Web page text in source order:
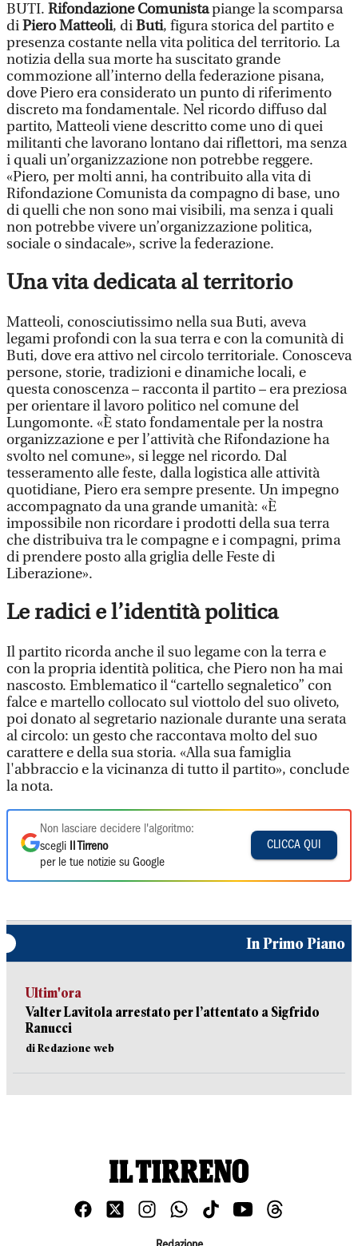
BUTI. Rifondazione Comunistapiange la scomparsa
diPiero Matteoli, diButi, figura storica del partito e
presenza costante nella vita politica del territorio. La
notizia della sua morte ha suscitato grande
commozione all’interno della federazione pisana,
dove Piero era considerato un punto di riferimento
discreto ma fondamentale. Nel ricordo diffuso dal
partito, Matteoli viene descritto come uno di quei
militanti che lavorano lontano dai riflettori, ma senza
i quali un’organizzazione non potrebbe reggere.
«Piero, per molti anni, ha contribuito alla vita di
Rifondazione Comunista da compagno di base, uno
di quelli che non sono mai visibili, ma senza i quali
non potrebbe vivere un’organizzazione politica,
sociale o sindacale», scrive la federazione.
Una vita dedicata al territorio
Matteoli, conosciutissimo nella sua Buti, aveva
legami profondi con la sua terra e con la comunità di
Buti, dove era attivo nel circolo territoriale. Conosceva
persone, storie, tradizioni e dinamiche locali, e
questa conoscenza – racconta il partito – era preziosa
per orientare il lavoro politico nel comune del
Lungomonte. «È stato fondamentale per la nostra
organizzazione e per l’attività che Rifondazione ha
svolto nel comune», si legge nel ricordo. Dal
tesseramento alle feste, dalla logistica alle attività
quotidiane, Piero era sempre presente. Un impegno
accompagnato da una grande umanità: «È
impossibile non ricordare i prodotti della sua terra
che distribuiva tra le compagne e i compagni, prima
di prendere posto alla griglia delle Feste di
Liberazione».
Le radici e l’identità politica
Il partito ricorda anche il suo legame con la terra e
con la propria identità politica, che Piero non ha mai
nascosto. Emblematico il “cartello segnaletico” con
falce e martello collocato sul viottolo del suo oliveto,
poi donato al segretario nazionale durante una serata
al circolo: un gesto che raccontava molto del suo
carattere e della sua storia. «Alla sua famiglia
l'abbraccio e la vicinanza di tutto il partito», conclude
la nota.
Non lasciare decidere l'algoritmo:
scegli
Il Tirreno
per le tue notizie su Google
CLICCA QUI
In Primo Piano
Ultim'ora
Valter Lavitola arrestato per l’attentato a Sigfrido
Ranucci
di Redazione web